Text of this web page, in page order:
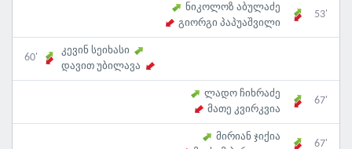
ნიკოლოზ აბულაძე
გიორგი პაპუაშვილი
53'
60'
კევინ სეიხასი
დავით უბილავა
ლადო ჩიხრაძე
მათე კვირკვია
67'
მირიან ჯიქია
67'